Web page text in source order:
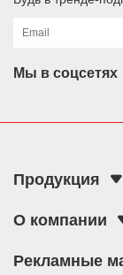
Мы в соцсетях
Продукция
О компании
Рекламные